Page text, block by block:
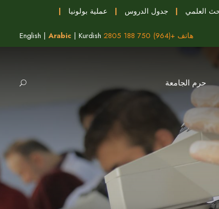
العلمي | جدول الدروس | عملية بولونيا |
هاتف +(964) 750 188 2805 English | Arabic | Kurdish
حرم الجامعة